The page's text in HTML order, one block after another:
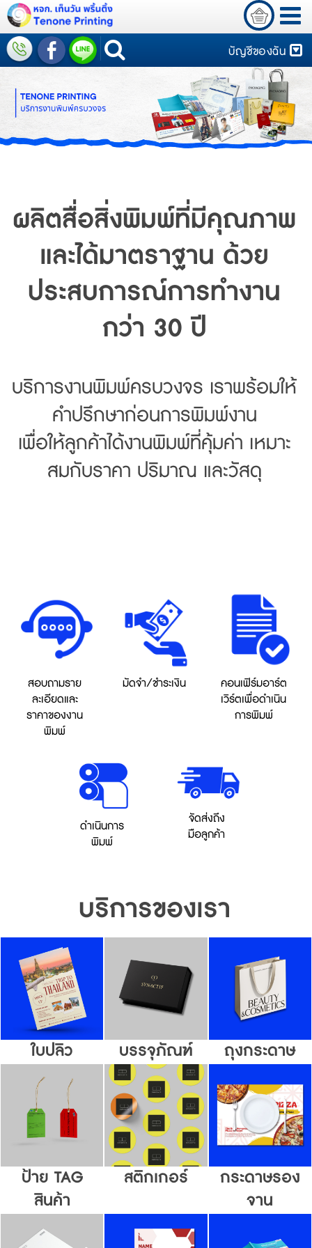
บัญชีของฉัน
ผลิตสื่อสิ่งพิมพ์ที่มีคุณภาพ
และได้มาตราฐาน ด้วย
ประสบการณ์การทำงาน
กว่า 30 ปี
บริการงานพิมพ์ครบวงจร เราพร้อมให้
คำปรึกษาก่อนการพิมพ์งาน
เพื่อให้ลูกค้าได้งานพิมพ์ที่คุ้มค่า เหมาะ
สมกับราคา ปริมาณ และวัสดุ
สอบถามราย
ละเอียดและ
ราคาของงาน
พิมพ์
มัดจำ/ชำระเงิน
คอนเฟิร์มอาร์ต
เวิร์ตเพื่อดำเนิน
การพิมพ์
ดำเนินการ
พิมพ์
จัดส่งถึง
มือลูกค้า
บริการของเรา
ใบปลิว บรรจุภัณฑ์ ถุงกระดาษ
ป้าย TAG
สินค้า
สติกเกอร์
กระดาษรอง
จาน